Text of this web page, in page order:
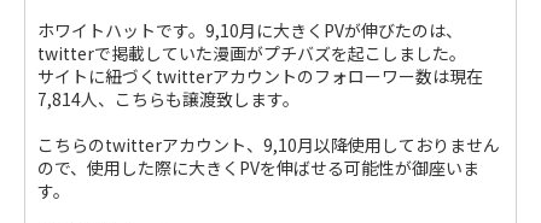
ホワイトハットです。9,10月に大きくPVが伸びたのは、
twitterで掲載していた漫画がプチバズを起こしました。
サイトに紐づくtwitterアカウントのフォローワー数は現在
7,814人、こちらも譲渡致します。
こちらのtwitterアカウント、9,10月以降使用しておりません
ので、使用した際に大きくPVを伸ばせる可能性が御座いま
す。